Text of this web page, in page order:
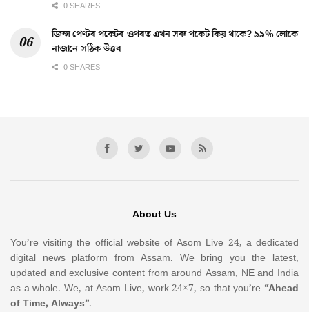
0 SHARES
জিন্স পেণ্টৰ পকেটৰ ওপৰত এখন সৰু পকেট কিয় থাকে? ৯৯% লোকে
নাজানে সঠিক উত্তৰ
0 SHARES
About Us
You’re visiting the official website of Asom Live 24, a dedicated
digital news platform from Assam. We bring you the latest,
updated and exclusive content from around Assam, NE and India
as a whole. We, at Asom Live, work 24×7, so that you’re “Ahead
of Time, Always”.